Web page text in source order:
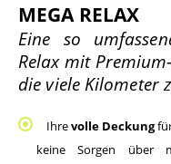
MEGA RELAX
Eine so
Relax mit
die viele Kilometer
Ihre volle Deckung
keine Sorgen über